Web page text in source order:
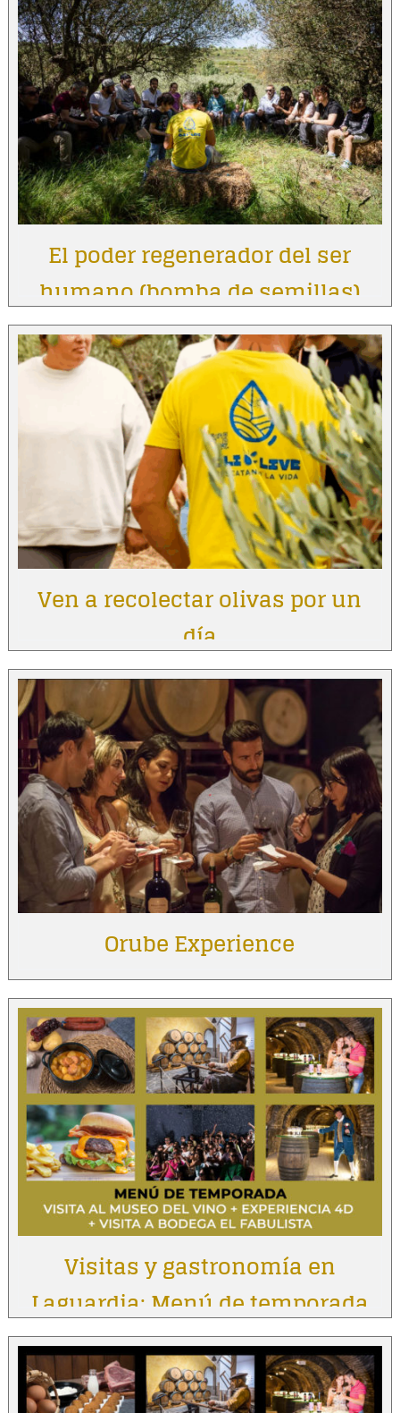
El poder regenerador del ser
humano (bomba de semillas)
Ven a recolectar olivas por un
día
Orube Experience
Visitas y gastronomía en
Laguardia: Menú de temporada